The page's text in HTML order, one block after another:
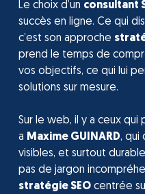
Le choix d’un consultant
succès en ligne. Ce qui
c’est son approche
prend le temps de
vos objectifs, ce qui lui
solutions sur mesure.
Sur le web, il y a ceux qui
a Maxime GUINARD, qui
visibles, et surtout
pas de jargon
stratégie SEOcentrée